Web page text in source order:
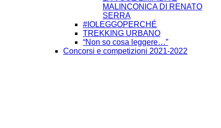
MALINCONICA DI RENATO
SERRA
#IOLEGGOPERCHÉ
TREKKING URBANO
“Non so cosa leggere…”
Concorsi e competizioni 2021-2022